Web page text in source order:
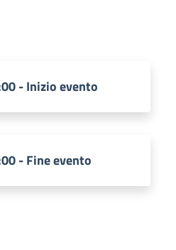
- Inizio evento
- Fine evento